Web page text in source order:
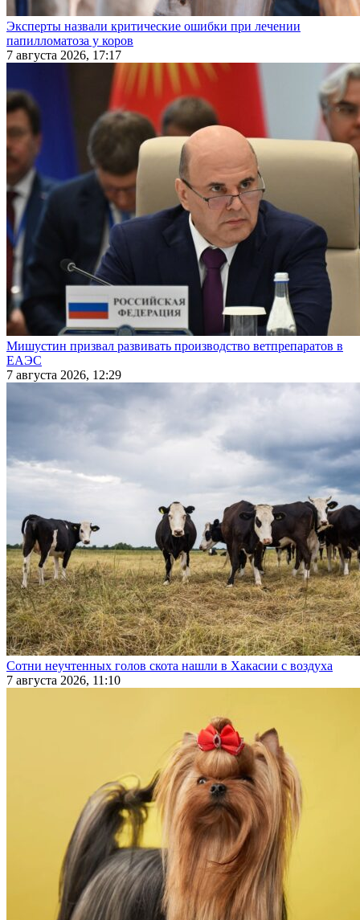
Эксперты назвали критические ошибки при лечении
папилломатоза у коров
7 августа 2026, 17:17
Мишустин призвал развивать производство ветпрепаратов в
ЕАЭС
7 августа 2026, 12:29
Сотни неучтенных голов скота нашли в Хакасии с воздуха
7 августа 2026, 11:10